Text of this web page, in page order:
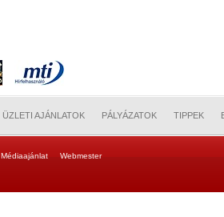
ÜZLETI AJÁNLATOK PÁLYÁZATOK TIPPEK
Médiaajánlat Webmester